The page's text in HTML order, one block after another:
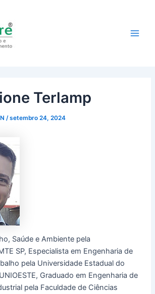
Terlamp
/setembro 24, 2024
Saúde e Ambiente pela
SP, Especialista em Engenharia de
pela Universidade Estadual do
Graduado em Engenharia de
pela Faculdade de Ciências